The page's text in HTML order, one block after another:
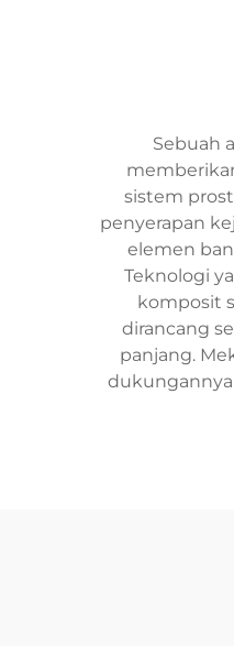
Sebuah
sistem
penyerapan
elemen
Teknologi
komposit
dirancang
panjang.